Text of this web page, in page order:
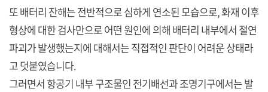
또 배터리 잔해는 전반적으로 심하게 연소된 모습으로, 화재 이후
형상에 대한 검사만으로 어떤 원인에 의해 배터리 내부에서 절연
파괴가 발생했는지에 대해서는 직접적인 판단이 어려운 상태라
고 덧붙였습니다.
그러면서 항공기 내부 구조물인 전기배선과 조명기구에서는 발